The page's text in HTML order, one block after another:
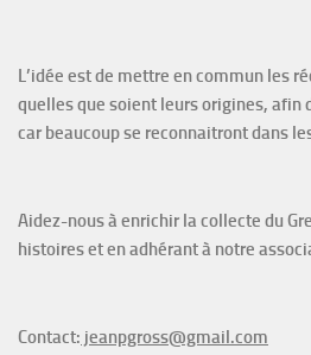
L’idée est de mettre en commun les
quelles que soient leurs origines, afin
car beaucoup se reconnaitront dans
Aidez-nous à enrichir la collecte du
histoires et en adhérant à notre
Contact: jeanpgross@gmail.com